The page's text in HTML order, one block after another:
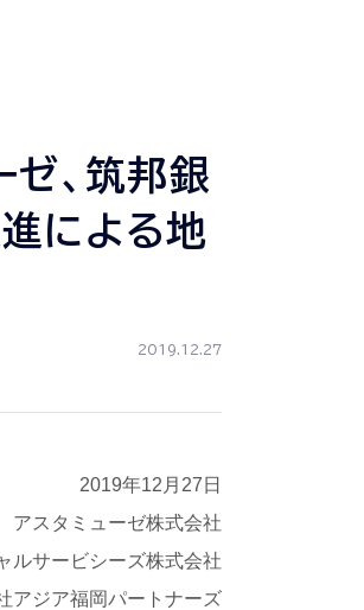
、筑邦銀
による地
2019.12.27
2019年12月27日
アスタミューゼ株式会社
ルサービシーズ株式会社
アジア福岡パートナーズ